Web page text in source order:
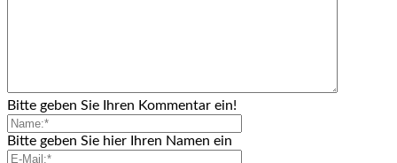
Bitte geben Sie Ihren Kommentar ein!
Bitte geben Sie hier Ihren Namen ein